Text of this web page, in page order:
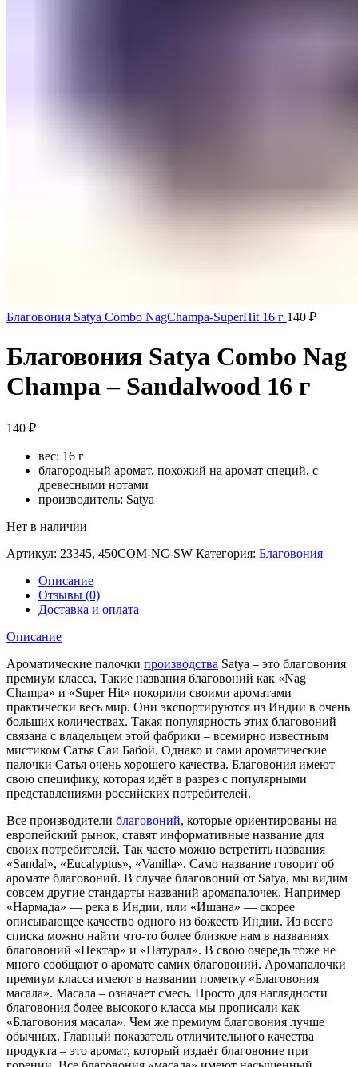
Благовония Satya Combo NagChampa-SuperHit 16 г 140 ₽
Благовония Satya Combo Nag
Champa – Sandalwood 16 г
140 ₽
вес: 16 г
благородный аромат, похожий на аромат специй, с
древесными нотами
производитель: Satya
Нет в наличии
Артикул: 23345, 450COM-NC-SW Категория: Благовония
Описание
Отзывы (0)
Доставка и оплата
Описание
Ароматические палочки производства Satya – это благовония
премиум класса. Такие названия благовоний как «Nag
Champa» и «Super Hit» покорили своими ароматами
практически весь мир. Они экспортируются из Индии в очень
больших количествах. Такая популярность этих благовоний
связана с владельцем этой фабрики – всемирно известным
мистиком Сатья Саи Бабой. Однако и сами ароматические
палочки Сатья очень хорошего качества. Благовония имеют
свою специфику, которая идёт в разрез с популярными
представлениями российских потребителей.
Все производители благовоний, которые ориентированы на
европейский рынок, ставят информативные название для
своих потребителей. Так часто можно встретить названия
«Sandal», «Eucalyptus», «Vanilla». Само название говорит об
аромате благовоний. В случае благовоний от Satya, мы видим
совсем другие стандарты названий аромапалочек. Например
«Нармада» — река в Индии, или «Ишана» — скорее
описывающее качество одного из божеств Индии. Из всего
списка можно найти что-то более близкое нам в названиях
благовоний «Нектар» и «Натурал». В свою очередь тоже не
много сообщают о аромате самих благовоний. Аромапалочки
премиум класса имеют в названии пометку «Благовония
масала». Масала – означает смесь. Просто для наглядности
благовония более высокого класса мы прописали как
«Благовония масала». Чем же премиум благовония лучше
обычных. Главный показатель отличительного качества
продукта – это аромат, который издаёт благовоние при